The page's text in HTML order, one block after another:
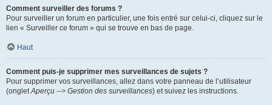
Comment surveiller des forums ?
Pour surveiller un forum en particulier, une fois entré sur celui-ci, cliquez sur le
lien « Surveiller ce forum » qui se trouve en bas de page.
Haut
Comment puis-je supprimer mes surveillances de sujets ?
Pour supprimer vos surveillances, allez dans votre panneau de l’utilisateur
(ongletAperçu --> Gestion des surveillances) et suivez les instructions.